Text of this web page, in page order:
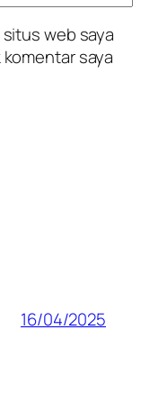
web saya
saya
16/04/2025